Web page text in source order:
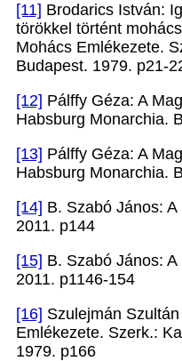
[11] Brodarics István:
törökkel történt
Mohács Emlékezete.
Budapest. 1979. p21-
[12] Pálffy Géza: A
Habsburg Monarchia.
[13] Pálffy Géza: A
Habsburg Monarchia.
[14] B. Szabó János:
2011. p144
[15] B. Szabó János:
2011. p1146-154
[16] Szulejmán
Emlékezete. Szerk.:
1979. p166